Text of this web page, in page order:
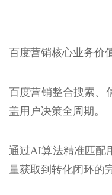
百度营销核心业务价
百度营销整合搜索、
盖用户决策全周期。
通过AI算法精准匹配
量获取到转化闭环的